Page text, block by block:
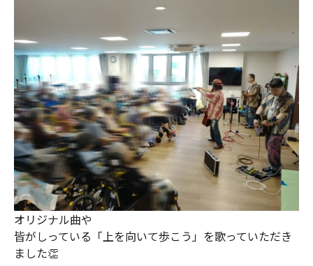
オリジナル曲や
皆がしっている「上を向いて歩こう」を歌っていただき
ました👏